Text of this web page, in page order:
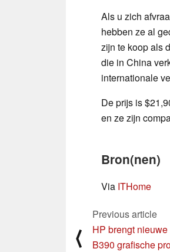
Als u zich
hebben ze al
zijn te koop als
die in China
internationale
De prijs is
en ze zijn
Bron(nen)
Via ITHome
⟨
Previous article
HP brengt
B390 grafische